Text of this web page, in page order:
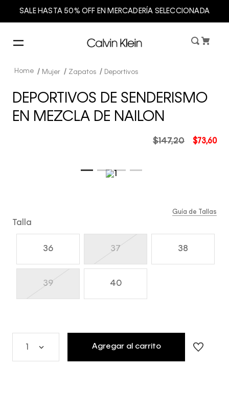
SALE HASTA 50% OFF EN MERCADERÍA SELECCIONADA
Mujer Zapatos Deportivos
DEPORTIVOS DE SENDERISMO
EN MEZCLA DE NAILON
$73,60
$147,20
Talla
36 37 38
39 40
Guía de Tallas
Agregar al carrito